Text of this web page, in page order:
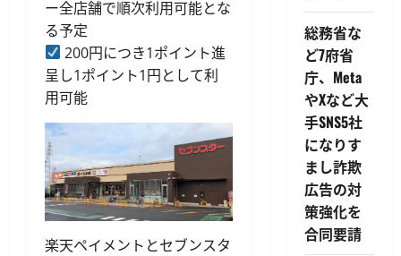
ー全店舗で順次利用可能とな
る予定
200円につき1ポイント進
呈し1ポイント1円として利
用可能
楽天ペイメントとセブンスタ
総務省な
ど7府省
庁、Meta
やXなど大
手SNS5社
になりす
まし詐欺
広告の対
策強化を
合同要請